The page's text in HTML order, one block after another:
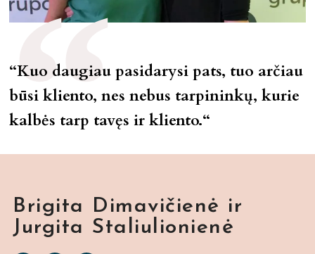
“Kuo daugiau pasidarysi pats, tuo arčiau
būsi kliento, nes nebus tarpininkų, kurie
kalbės tarp tavęs ir kliento.“
Brigita Dimavičienė ir
Jurgita Staliulionienė